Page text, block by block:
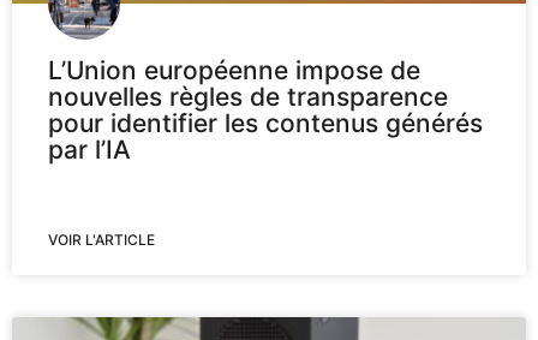
L’Union européenne impose de
nouvelles règles de transparence
pour identifier les contenus générés
par l’IA
VOIR L'ARTICLE